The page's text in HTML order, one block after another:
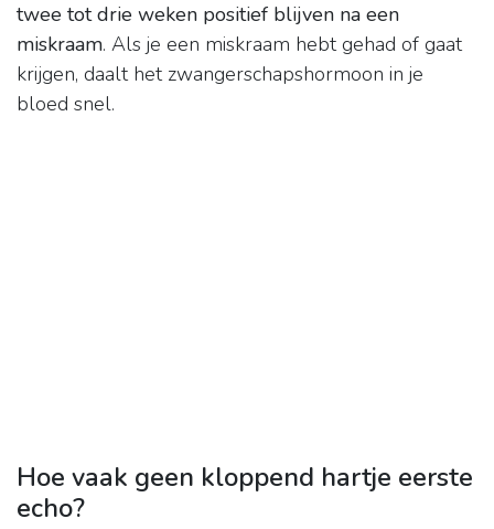
twee tot drie weken positief blijven na een
miskraam. Als je een miskraam hebt gehad of gaat
krijgen, daalt het zwangerschapshormoon in je
bloed snel.
Hoe vaak geen kloppend hartje eerste
echo?